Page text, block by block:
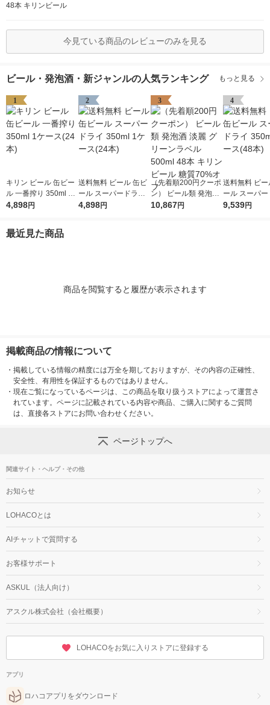
48本 キリンビール
今見ている商品のレビューのみを見る
ビール・発泡酒・新ジャンルの人気ランキング もっと見る
1
キリン ビール 缶ビー
ル 一番搾り 350ml 1
ケース(24本)
4,898円
2
送料無料 ビール 缶ビ
ール スーパードライ
350ml 1ケース(24本)
4,898円
3
（先着順200円クーポ
ン） ビール類 発泡酒
淡麗 グリーンラベル
10,867円
4
送料無料 ビー
ール スーパ
350ml 2ケー
9,539円
最近見た商品
商品を閲覧すると履歴が表示されます
掲載商品の情報について
・ 掲載している情報の精度には万全を期しておりますが、その内容の正確性、
安全性、有用性を保証するものではありません。
・ 現在ご覧になっているページは、この商品を取り扱うストアによって運営さ
れています。ページに記載されている内容や商品、ご購入に関するご質問
は、直接各ストアにお問い合わせください。
ページトップへ
関連サイト・ヘルプ・その他
お知らせ
LOHACOとは
AIチャットで質問する
お客様サポート
ASKUL（法人向け）
アスクル株式会社（会社概要）
LOHACOをお気に入りストアに登録する
アプリ
ロハコアプリをダウンロード